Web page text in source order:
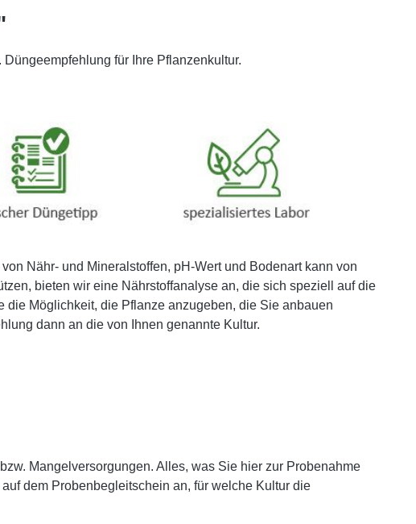
für Ihre Pflanzenkultur.
Nähr- und Mineralstoffen, pH-Wert und Bodenart kann von
bieten wir eine Nährstoffanalyse an, die sich speziell auf die
die Möglichkeit, die Pflanze anzugeben, die Sie anbauen
dann an die von Ihnen genannte Kultur.
Mangelversorgungen. Alles, was Sie hier zur Probenahme
dem Probenbegleitschein an, für welche Kultur die